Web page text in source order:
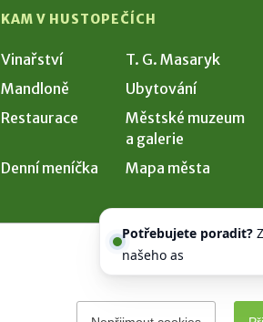
KAM V HUSTOPEČÍCH
Vinařství
T. G. Masaryk
Mandloně
Ubytování
Restaurace
Městské muzeum
a galerie
Denní meníčka
Mapa města
Potřebujete poradit?
našeho asistenta